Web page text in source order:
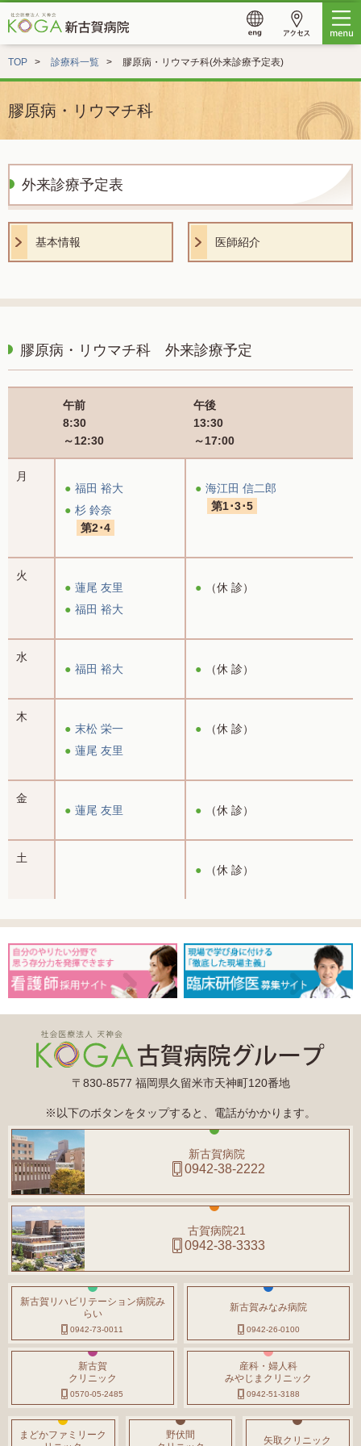
TOP 診療科一覧 膠原病・リウマチ科(外来診療予定表)
膠原病・リウマチ科
外来診療予定表
基本情報 医師紹介
膠原病・リウマチ科 外来診療予定
午前
8:30
～12:30
午後
13:30
～17:00
月
福田 裕大
杉 鈴奈
第2･4
海江田 信二郎
第1･3･5
火
蓮尾 友里
福田 裕大
（休 診）
水
福田 裕大
（休 診）
木
末松 栄一
蓮尾 友里
（休 診）
金
蓮尾 友里
（休 診）
土
（休 診）
〒830-8577 福岡県久留米市天神町120番地
※以下のボタンをタップすると、電話がかかります。
新古賀病院
0942-38-2222
古賀病院21
0942-38-3333
新古賀リハビリテーション病院み
らい
0942-73-0011
新古賀みなみ病院
0942-26-0100
新古賀
クリニック
0570-05-2485
産科・婦人科
みやじまクリニック
0942-51-3188
まどかファミリーク
野伏間
矢取クリニック